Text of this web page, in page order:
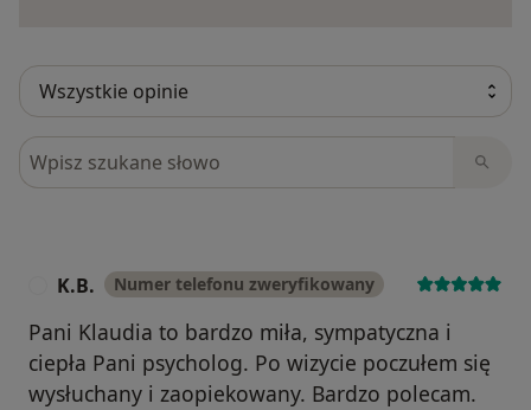
Szukaj w opiniach
K.B. Numer telefonu zweryfikowany
Pani Klaudia to bardzo miła, sympatyczna i
ciepła Pani psycholog. Po wizycie poczułem się
wysłuchany i zaopiekowany. Bardzo polecam.